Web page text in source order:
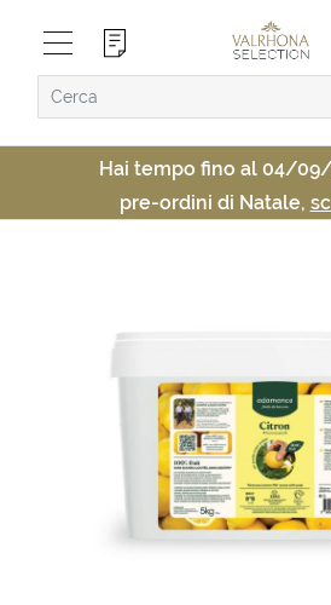
Hai tempo fino al 04/
pre-ordini di Natale,